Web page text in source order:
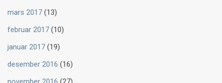
mars 2017 (13)
februar 2017 (10)
januar 2017 (19)
desember 2016 (16)